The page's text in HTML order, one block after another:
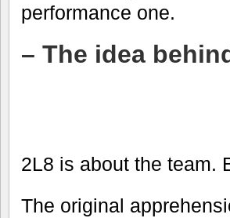
performance one.
– The idea
2L8 is about the team.
The original